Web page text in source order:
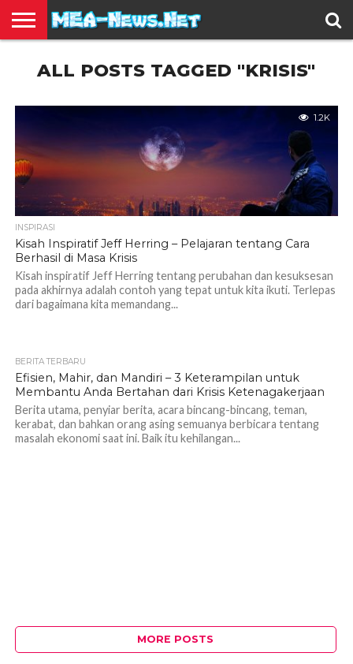
TERBARU
EDUKASI
HIBURAN
INSPIRASI
KESEHATAN
KULINER
OLAH
RAGA
OTOMOTIF
TRAVEL
JUAL
BELI
ALL POSTS TAGGED "KRISIS"
1.2K
INSPIRASI
Kisah Inspiratif Jeff Herring – Pelajaran tentang Cara
Berhasil di Masa Krisis
Kisah inspiratif Jeff Herring tentang perubahan dan kesuksesan
pada akhirnya adalah contoh yang tepat untuk kita ikuti. Terlepas
dari bagaimana kita memandang...
BERITA TERBARU
Efisien, Mahir, dan Mandiri – 3 Keterampilan untuk
Membantu Anda Bertahan dari Krisis Ketenagakerjaan
Berita utama, penyiar berita, acara bincang-bincang, teman,
kerabat, dan bahkan orang asing semuanya berbicara tentang
masalah ekonomi saat ini. Baik itu kehilangan...
MORE POSTS